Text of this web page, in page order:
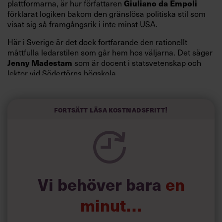
plattformarna, är hur författaren Giuliano da Empoli
förklarat logiken bakom den gränslösa politiska stil som
visat sig så framgångsrik i inte minst USA.
Här i Sverige är det dock fortfarande den rationellt
måttfulla ledarstilen som går hem hos väljarna. Det säger
Jenny Madestam som är docent i statsvetenskap och
lektor vid Södertörns högskola.
kompetenta och stå med båda fötterna på jorden. Hellre
spelevink i högklackat, är hur jag brukar sammanfatta de
önskningar som svenskarna för fram i undersökningar.”
Siri Wikander: ”Led som i
början av pandemin”
Fortsätt läsa kostnadsfritt!
Vi behöver bara en
minut…